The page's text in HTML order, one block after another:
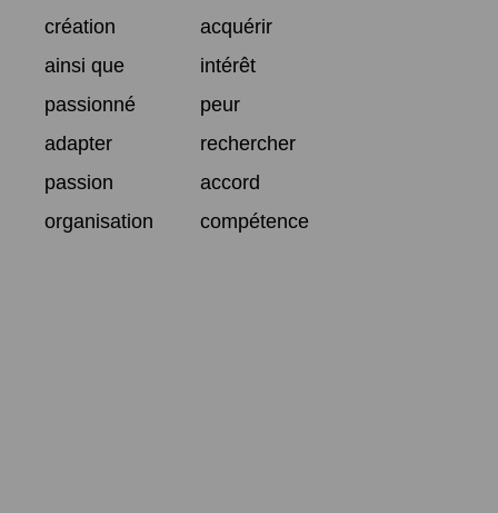
création
acquérir
ainsi que
intérêt
passionné
peur
adapter
rechercher
passion
accord
organisation
compétence